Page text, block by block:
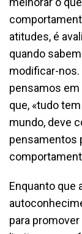
atitudes, é
quando
modificar-
pensamos
que, «tudo
mundo, deve
pensamentos
Enquanto que
para